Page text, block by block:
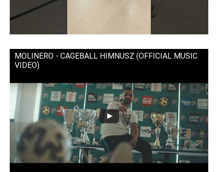
MOLINERO - CAGEBALL HIMNUSZ (OFFICIAL MUSIC
VIDEO)